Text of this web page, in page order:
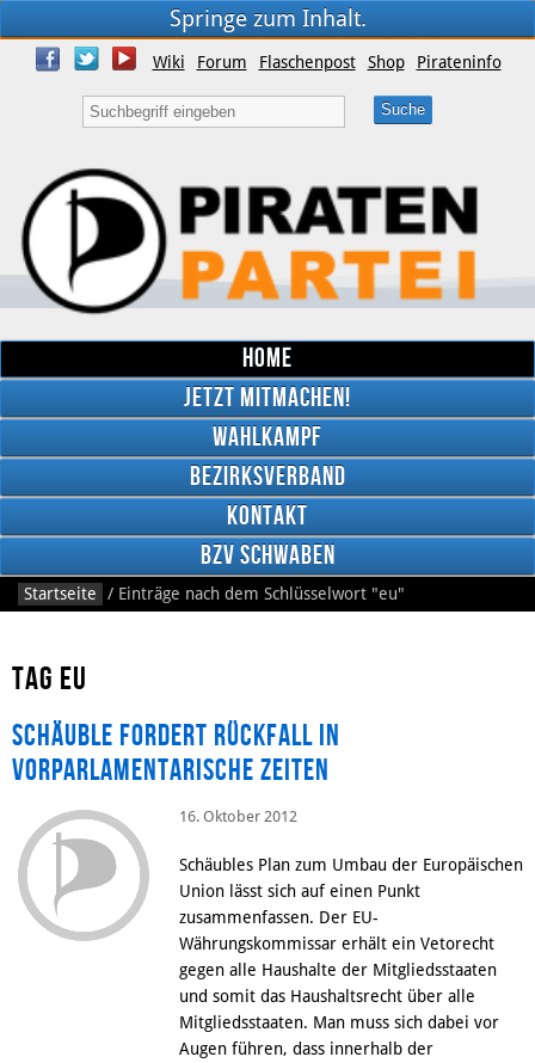
Springe zum Inhalt.
Facebook
Wiki Forum Flaschenpost Shop Pirateninfo
Home
Jetzt mitmachen!
Wahlkampf
Bezirksverband
Kontakt
BzV Schwaben
Startseite / Einträge nach dem Schlüsselwort "eu"
Tag eu
Schäuble fordert Rückfall in
vorparlamentarische Zeiten
16. Oktober 2012
Schäubles Plan zum Umbau der Europäischen
Union lässt sich auf einen Punkt
zusammenfassen. Der EU-
Währungskommissar erhält ein Vetorecht
gegen alle Haushalte der Mitgliedsstaaten
und somit das Haushaltsrecht über alle
Mitgliedsstaaten. Man muss sich dabei vor
Augen führen, dass innerhalb der